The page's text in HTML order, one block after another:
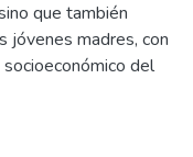
que también
jóvenes madres, con
del